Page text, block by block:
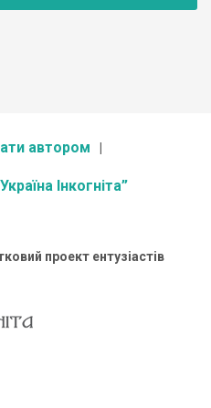
автором
Інкогніта”
проект ентузіастів